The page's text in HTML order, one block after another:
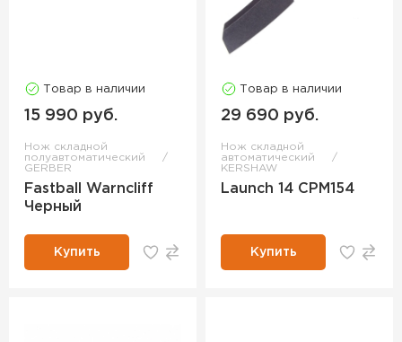
Товар в наличии
15 990 руб.
Нож складной
полуавтоматический
GERBER
Fastball Warncliff
Черный
Купить
Товар в наличии
29 690 руб.
Нож складной
автоматический
KERSHAW
Launch 14 CPM154
Купить